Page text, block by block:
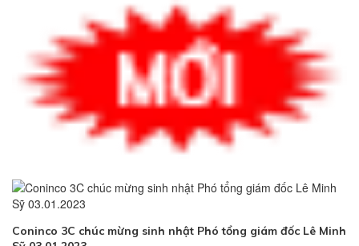
Coninco 3C chúc mừng sinh nhật Phó tổng giám đốc Lê Minh